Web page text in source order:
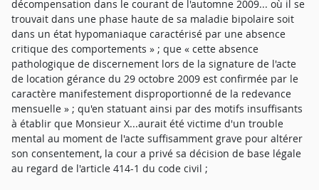
décompensation dans le courant de l'automne 2009... où il se
trouvait dans une phase haute de sa maladie bipolaire soit
dans un état hypomaniaque caractérisé par une absence
critique des comportements » ; que « cette absence
pathologique de discernement lors de la signature de l'acte
de location gérance du 29 octobre 2009 est confirmée par le
caractère manifestement disproportionné de la redevance
mensuelle » ; qu'en statuant ainsi par des motifs insuffisants
à établir que Monsieur X...aurait été victime d'un trouble
mental au moment de l'acte suffisamment grave pour altérer
son consentement, la cour a privé sa décision de base légale
au regard de l'article 414-1 du code civil ;